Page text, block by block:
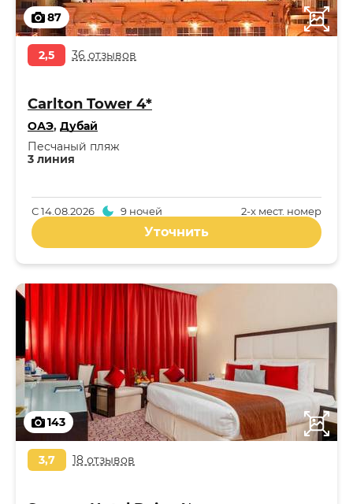
87
2,5 36 отзывов
Carlton Tower 4*
ОАЭ, Дубай
3 линия
Песчаный пляж
2-x мест. номер
С14.08.2026 9 ночей
Уточнить
143
3,7 18 отзывов